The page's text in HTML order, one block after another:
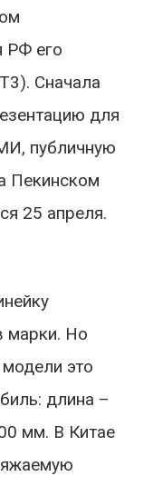
РФ его
Сначала
для
публичную
Пекинском
25 апреля.
марки. Но
это
длина –
мм. В Китае